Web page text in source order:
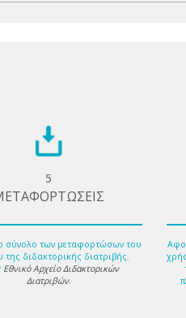
5
σύνολο των μεταφορτώσων του
της διδακτορικής διατριβής.
Εθνικό Αρχείο Διδακτορικών
Διατριβών.